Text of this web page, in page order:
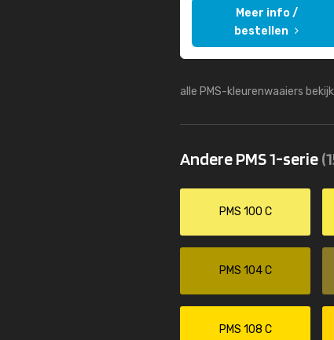
Meer info /
bestellen
alle PMS-kleurenwaaiers
Andere PMS 1-serie
PMS 100 C
PMS 104 C
PMS 108 C